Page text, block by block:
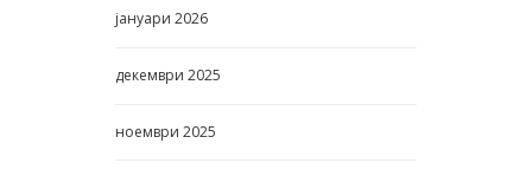
јануари 2026
декември 2025
ноември 2025